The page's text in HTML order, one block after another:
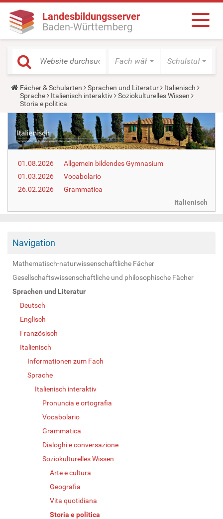
Landesbildungsserver
Baden-Württemberg
Fach wählen Schulstufe
Y
o
u
a
r
e
h
e
r
:
Fächer & Schularten Sprachen und Literatur
Italienisch
Sprache
Italienisch interaktiv
Soziokulturelles Wissen
Storia e politica
01.08.2026
Allgemein bildendes Gymnasium
01.03.2026
Vocabolario
26.02.2026
Grammatica
Italienisch
Navigation
Mathematisch-naturwissenschaftliche Fächer
Gesellschaftswissenschaftliche und philosophische Fächer
Sprachen und Literatur
Deutsch
Englisch
Französisch
Italienisch
Informationen zum Fach
Sprache
Italienisch interaktiv
Pronuncia e ortografia
Vocabolario
Grammatica
Dialoghi e conversazione
Soziokulturelles Wissen
Arte e cultura
Geografia
Vita quotidiana
Storia e politica